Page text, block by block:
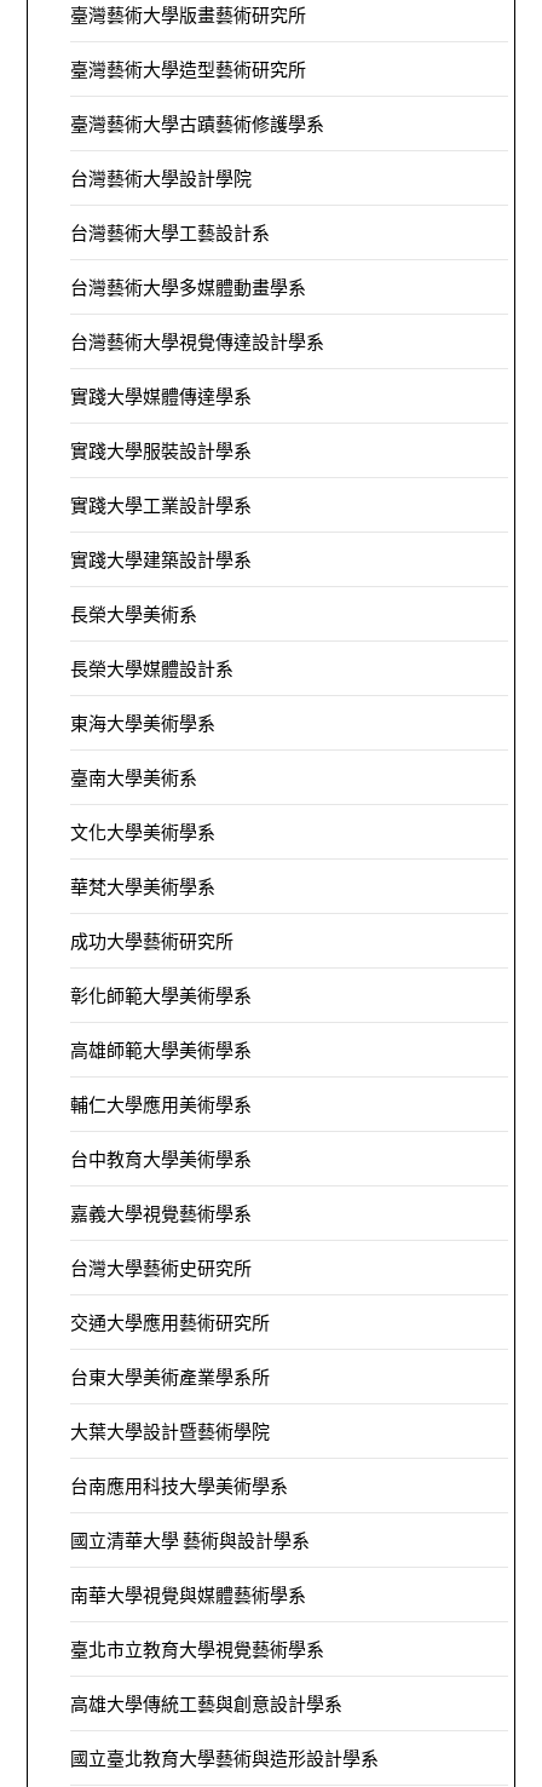
臺灣藝術大學版畫藝術研究所
臺灣藝術大學造型藝術研究所
臺灣藝術大學古蹟藝術修護學系
台灣藝術大學設計學院
台灣藝術大學工藝設計系
台灣藝術大學多媒體動畫學系
台灣藝術大學視覺傳達設計學系
實踐大學媒體傳達學系
實踐大學服裝設計學系
實踐大學工業設計學系
實踐大學建築設計學系
長榮大學美術系
長榮大學媒體設計系
東海大學美術學系
臺南大學美術系
文化大學美術學系
華梵大學美術學系
成功大學藝術研究所
彰化師範大學美術學系
高雄師範大學美術學系
輔仁大學應用美術學系
台中教育大學美術學系
嘉義大學視覺藝術學系
台灣大學藝術史研究所
交通大學應用藝術研究所
台東大學美術產業學系所
大葉大學設計暨藝術學院
台南應用科技大學美術學系
國立清華大學 藝術與設計學系
南華大學視覺與媒體藝術學系
臺北市立教育大學視覺藝術學系
高雄大學傳統工藝與創意設計學系
國立臺北教育大學藝術與造形設計學系